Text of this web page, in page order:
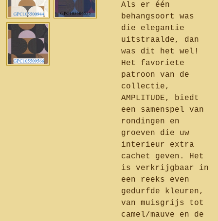
Als er één
behangsoort was
die elegantie
uitstraalde, dan
was dit het wel!
Het favoriete
patroon van de
collectie,
AMPLITUDE, biedt
een samenspel van
rondingen en
groeven die uw
interieur extra
cachet geven. Het
is verkrijgbaar in
een reeks even
gedurfde kleuren,
van muisgrijs tot
camel/mauve en de